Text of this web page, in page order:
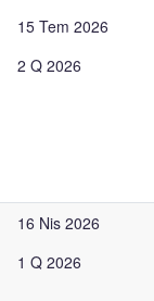
15 Tem 2026
2 Q 2026
16 Nis 2026
1 Q 2026